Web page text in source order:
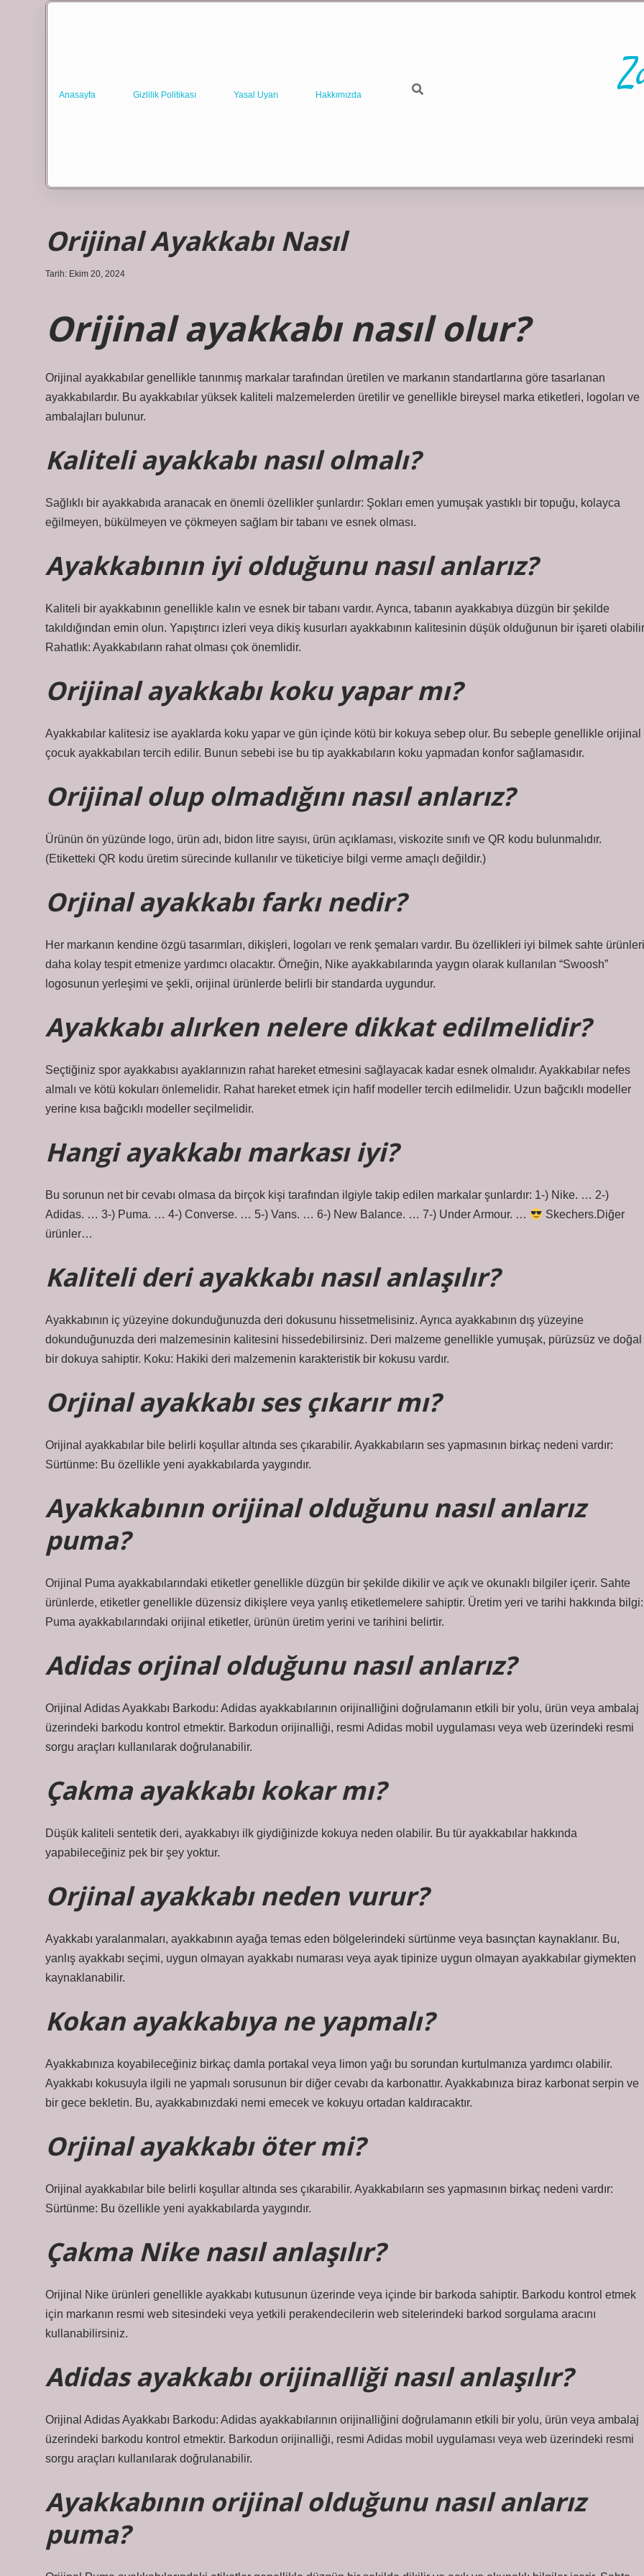
Anasayfa Gizlilik Politikası Yasal Uyarı Hakkımızda
Orijinal Ayakkabı Nasıl
Tarih: Ekim 20, 2024
Orijinal ayakkabı nasıl olur?
Orijinal ayakkabılar genellikle tanınmış markalar tarafından üretilen ve markanın standartlarına göre tasarlanan
ayakkabılardır. Bu ayakkabılar yüksek kaliteli malzemelerden üretilir ve genellikle bireysel marka etiketleri, logoları ve
ambalajları bulunur.
Kaliteli ayakkabı nasıl olmalı?
Sağlıklı bir ayakkabıda aranacak en önemli özellikler şunlardır: Şokları emen yumuşak yastıklı bir topuğu, kolayca
eğilmeyen, bükülmeyen ve çökmeyen sağlam bir tabanı ve esnek olması.
Ayakkabının iyi olduğunu nasıl anlarız?
Kaliteli bir ayakkabının genellikle kalın ve esnek bir tabanı vardır. Ayrıca, tabanın ayakkabıya düzgün bir şekilde
takıldığından emin olun. Yapıştırıcı izleri veya dikiş kusurları ayakkabının kalitesinin düşük olduğunun bir işareti
Rahatlık: Ayakkabıların rahat olması çok önemlidir.
Orijinal ayakkabı koku yapar mı?
Ayakkabılar kalitesiz ise ayaklarda koku yapar ve gün içinde kötü bir kokuya sebep olur. Bu sebeple genellikle orijinal
çocuk ayakkabıları tercih edilir. Bunun sebebi ise bu tip ayakkabıların koku yapmadan konfor sağlamasıdır.
Orijinal olup olmadığını nasıl anlarız?
Ürünün ön yüzünde logo, ürün adı, bidon litre sayısı, ürün açıklaması, viskozite sınıfı ve QR kodu bulunmalıdır.
(Etiketteki QR kodu üretim sürecinde kullanılır ve tüketiciye bilgi verme amaçlı değildir.)
Orjinal ayakkabı farkı nedir?
Her markanın kendine özgü tasarımları, dikişleri, logoları ve renk şemaları vardır. Bu özellikleri iyi bilmek sahte ürünleri
daha kolay tespit etmenize yardımcı olacaktır. Örneğin, Nike ayakkabılarında yaygın olarak kullanılan “Swoosh”
logosunun yerleşimi ve şekli, orijinal ürünlerde belirli bir standarda uygundur.
Ayakkabı alırken nelere dikkat edilmelidir?
Seçtiğiniz spor ayakkabısı ayaklarınızın rahat hareket etmesini sağlayacak kadar esnek olmalıdır. Ayakkabılar nefes
almalı ve kötü kokuları önlemelidir. Rahat hareket etmek için hafif modeller tercih edilmelidir. Uzun bağcıklı modeller
yerine kısa bağcıklı modeller seçilmelidir.
Hangi ayakkabı markası iyi?
Bu sorunun net bir cevabı olmasa da birçok kişi tarafından ilgiyle takip edilen markalar şunlardır: 1-) Nike. … 2-)
Adidas. … 3-) Puma. … 4-) Converse. … 5-) Vans. … 6-) New Balance. … 7-) Under Armour. …
Skechers.Diğer
ürünler…
Kaliteli deri ayakkabı nasıl anlaşılır?
Ayakkabının iç yüzeyine dokunduğunuzda deri dokusunu hissetmelisiniz. Ayrıca ayakkabının dış yüzeyine
dokunduğunuzda deri malzemesinin kalitesini hissedebilirsiniz. Deri malzeme genellikle yumuşak, pürüzsüz ve doğal
bir dokuya sahiptir. Koku: Hakiki deri malzemenin karakteristik bir kokusu vardır.
Orjinal ayakkabı ses çıkarır mı?
Orijinal ayakkabılar bile belirli koşullar altında ses çıkarabilir. Ayakkabıların ses yapmasının birkaç nedeni vardır:
Sürtünme: Bu özellikle yeni ayakkabılarda yaygındır.
Ayakkabının orijinal olduğunu nasıl anlarız
puma?
Orijinal Puma ayakkabılarındaki etiketler genellikle düzgün bir şekilde dikilir ve açık ve okunaklı bilgiler içerir. Sahte
ürünlerde, etiketler genellikle düzensiz dikişlere veya yanlış etiketlemelere sahiptir. Üretim yeri ve tarihi hakkında bilgi:
Puma ayakkabılarındaki orijinal etiketler, ürünün üretim yerini ve tarihini belirtir.
Adidas orjinal olduğunu nasıl anlarız?
Orijinal Adidas Ayakkabı Barkodu: Adidas ayakkabılarının orijinalliğini doğrulamanın etkili bir yolu, ürün veya ambalaj
üzerindeki barkodu kontrol etmektir. Barkodun orijinalliği, resmi Adidas mobil uygulaması veya web üzerindeki resmi
sorgu araçları kullanılarak doğrulanabilir.
Çakma ayakkabı kokar mı?
Düşük kaliteli sentetik deri, ayakkabıyı ilk giydiğinizde kokuya neden olabilir. Bu tür ayakkabılar hakkında
yapabileceğiniz pek bir şey yoktur.
Orjinal ayakkabı neden vurur?
Ayakkabı yaralanmaları, ayakkabının ayağa temas eden bölgelerindeki sürtünme veya basınçtan kaynaklanır. Bu,
yanlış ayakkabı seçimi, uygun olmayan ayakkabı numarası veya ayak tipinize uygun olmayan ayakkabılar giymekten
kaynaklanabilir.
Kokan ayakkabıya ne yapmalı?
Ayakkabınıza koyabileceğiniz birkaç damla portakal veya limon yağı bu sorundan kurtulmanıza yardımcı olabilir.
Ayakkabı kokusuyla ilgili ne yapmalı sorusunun bir diğer cevabı da karbonattır. Ayakkabınıza biraz karbonat serpin ve
bir gece bekletin. Bu, ayakkabınızdaki nemi emecek ve kokuyu ortadan kaldıracaktır.
Orjinal ayakkabı öter mi?
Orijinal ayakkabılar bile belirli koşullar altında ses çıkarabilir. Ayakkabıların ses yapmasının birkaç nedeni vardır:
Sürtünme: Bu özellikle yeni ayakkabılarda yaygındır.
Çakma Nike nasıl anlaşılır?
Orijinal Nike ürünleri genellikle ayakkabı kutusunun üzerinde veya içinde bir barkoda sahiptir. Barkodu kontrol etmek
için markanın resmi web sitesindeki veya yetkili perakendecilerin web sitelerindeki barkod sorgulama aracını
kullanabilirsiniz.
Adidas ayakkabı orijinalliği nasıl anlaşılır?
Orijinal Adidas Ayakkabı Barkodu: Adidas ayakkabılarının orijinalliğini doğrulamanın etkili bir yolu, ürün veya ambalaj
üzerindeki barkodu kontrol etmektir. Barkodun orijinalliği, resmi Adidas mobil uygulaması veya web üzerindeki resmi
sorgu araçları kullanılarak doğrulanabilir.
Ayakkabının orijinal olduğunu nasıl anlarız
puma?